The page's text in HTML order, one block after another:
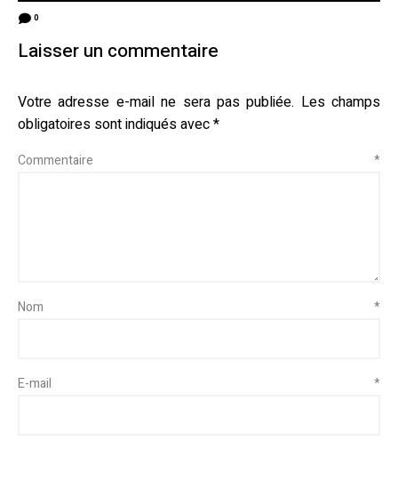
0
Laisser un commentaire
Votre adresse e-mail ne sera pas publiée. Les champs
obligatoires sont indiqués avec*
Commentaire *
Nom *
E-mail *